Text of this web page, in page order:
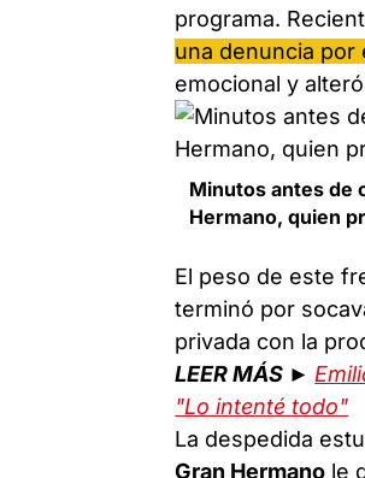
programa.
una denuncia por
emocional y
Minutos antes de
Hermano, quien
El peso de este
terminó por
privada con la
LEER MÁS ►
"Lo intenté todo"
La despedida
Gran Hermano le